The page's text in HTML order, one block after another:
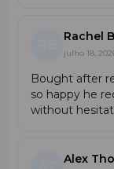
raquete e um
Rachel
julho 18,
Bought after
so happy he
without
Alex